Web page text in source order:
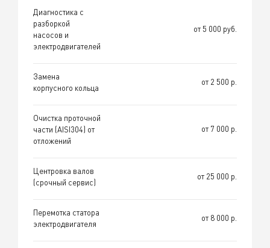
Диагностика с
разборкой
насосов и
электродвигателей
от 5 000 руб.
Замена
корпусного кольца
от 2 500 р.
Очистка проточной
части (AISI304) от
отложений
от 7 000 р.
Центровка валов
(срочный сервис)
от 25 000 р.
Перемотка статора
электродвигателя
от 8 000 р.